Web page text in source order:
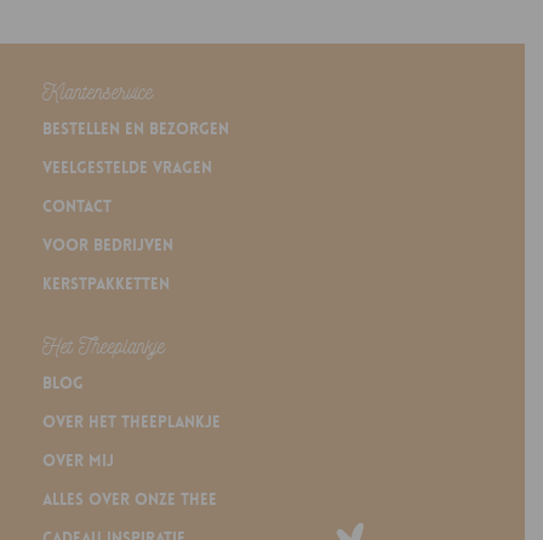
Klantenservice
Bestellen en bezorgen
Veelgestelde vragen
Contact
Voor bedrijven
Kerstpakketten
Het Theeplankje
Blog
Over Het Theeplankje
Over mij
Alles over onze thee